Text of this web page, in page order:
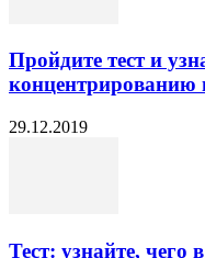
Пройдите тест и
концентрированию
29.12.2019
Тест: узнайте, чего